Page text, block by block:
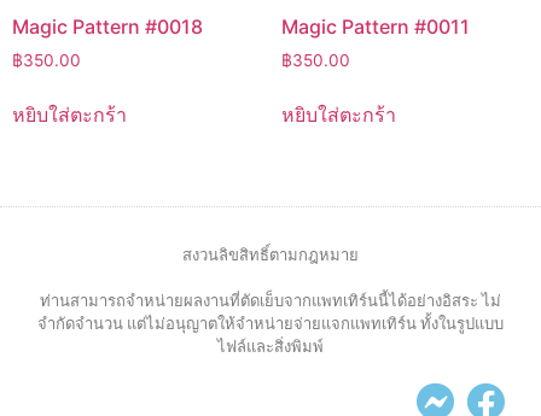
Magic Pattern #0018
฿350.00
หยิบใส่ตะกร้า
Magic Pattern #0011
฿350.00
หยิบใส่ตะกร้า
สงวนลิขสิทธิ์ตามกฎหมาย
ท่านสามารถจำหน่ายผลงานที่ตัดเย็บจากแพทเทิร์นนี้ได้อย่างอิสระ ไม่
จำกัดจำนวน แต่ไม่อนุญาตให้จำหน่ายจ่ายแจกแพทเทิร์น ทั้งในรูปแบบ
ไฟล์และสิ่งพิมพ์